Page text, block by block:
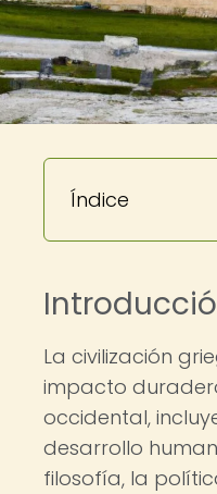
Índice
La civilización
impacto
occidental,
desarrollo
filosofía, la